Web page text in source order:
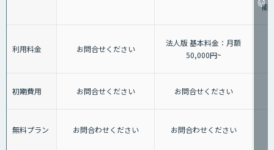
能
利用料金 お問合せください
法人版 基本料金：月額
50,000円~
初期費用 お問合せください お問合せください
無料プラン お問合わせください お問合わせください